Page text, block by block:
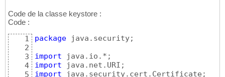
53
54
Path FileOut = Paths.get(dirout+ "\\" +
Path FileIn = Paths.get(dir+ "\\" +
System.out.println("Le fichier In est : " +
BasicSignerOptions options = new
Code de la classe keystore :
Code :
1
2
3
4
5
package java.security;
import
import
import